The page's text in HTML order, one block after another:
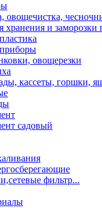
овощечистка,
хранения и заморозки
овощерезки
кассеты, горшки,
садовый
фильтр...